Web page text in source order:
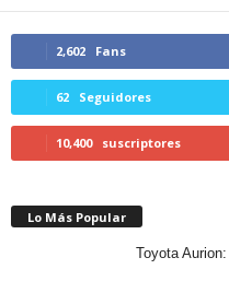
2,602 Fans
62 Seguidores
10,400 suscriptores
Lo Más Popular
Toyota